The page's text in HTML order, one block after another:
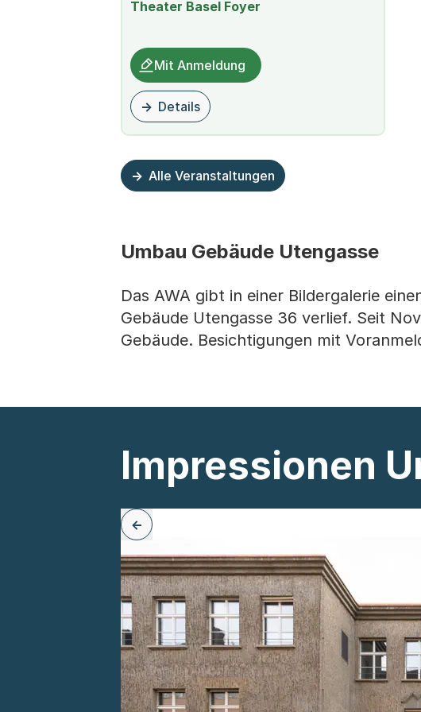
Theater Basel Foyer
Mit Anmeldung
Details
zu dieser Veranstaltung
Alle Veranstaltungen
Umbau Gebäude Utengasse
Das AWA gibt in einer Bildergalerie
Gebäude Utengasse 36 verlief. Seit
Gebäude. Besichtigungen mit
Impressionen